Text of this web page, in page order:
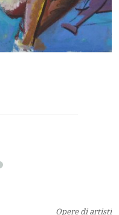
Opere di artisti